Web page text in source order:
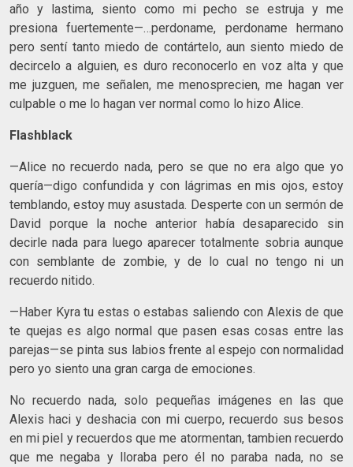
año y lastima, siento como mi pecho se estruja y me
presiona fuertemente—…perdoname, perdoname hermano
pero sentí tanto miedo de contártelo, aun siento miedo de
decircelo a alguien, es duro reconocerlo en voz alta y que
me juzguen, me señalen, me menosprecien, me hagan ver
culpable o me lo hagan ver normal como lo hizo Alice.
Flashblack
—Alice no recuerdo nada, pero se que no era algo que yo
quería—digo confundida y con lágrimas en mis ojos, estoy
temblando, estoy muy asustada. Desperte con un sermón de
David porque la noche anterior había desaparecido sin
decirle nada para luego aparecer totalmente sobria aunque
con semblante de zombie, y de lo cual no tengo ni un
recuerdo nitido.
—Haber Kyra tu estas o estabas saliendo con Alexis de que
te quejas es algo normal que pasen esas cosas entre las
parejas—se pinta sus labios frente al espejo con normalidad
pero yo siento una gran carga de emociones.
No recuerdo nada, solo pequeñas imágenes en las que
Alexis haci y deshacia con mi cuerpo, recuerdo sus besos
en mi piel y recuerdos que me atormentan, tambien recuerdo
que me negaba y lloraba pero él no paraba nada, no se